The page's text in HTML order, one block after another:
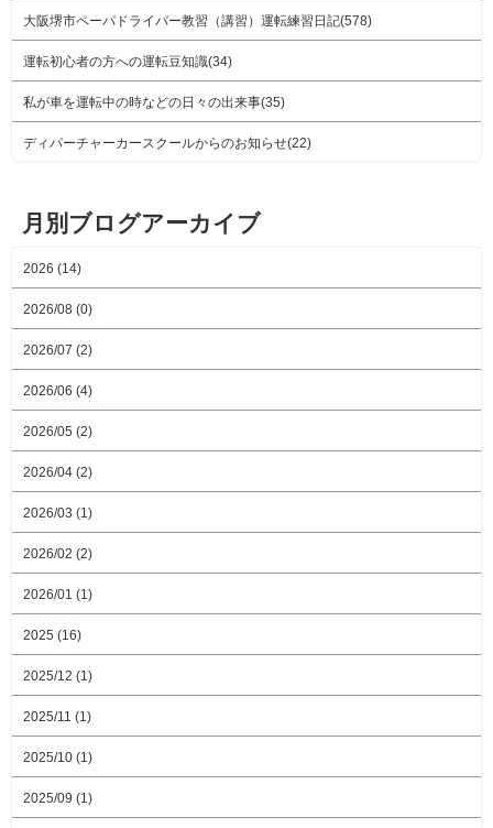
大阪堺市ペーパドライバー教習（講習）運転練習日記(578)
運転初心者の方への運転豆知識(34)
私が車を運転中の時などの日々の出来事(35)
ディパーチャーカースクールからのお知らせ(22)
月別ブログアーカイブ
2026 (14)
2026/08 (0)
2026/07 (2)
2026/06 (4)
2026/05 (2)
2026/04 (2)
2026/03 (1)
2026/02 (2)
2026/01 (1)
2025 (16)
2025/12 (1)
2025/11 (1)
2025/10 (1)
2025/09 (1)